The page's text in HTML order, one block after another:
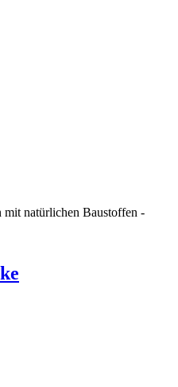
natürlichen Baustoffen -